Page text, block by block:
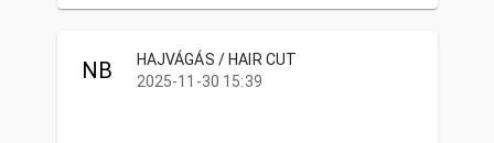
NB
HAJVÁGÁS / HAIR CUT
2025-11-30 15:39